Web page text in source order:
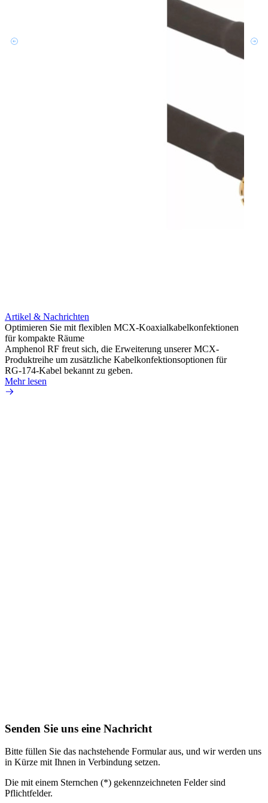
Artikel & Nachrichten
Optimieren Sie mit flexiblen MCX-Koaxialkabelkonfektionen
für kompakte Räume
Amphenol RF freut sich, die Erweiterung unserer MCX-
Produktreihe um zusätzliche Kabelkonfektionsoptionen für
RG-174-Kabel bekannt zu geben.
Mehr lesen
Senden Sie uns eine Nachricht
Bitte füllen Sie das nachstehende Formular aus, und wir werden uns
in Kürze mit Ihnen in Verbindung setzen.
Die mit einem Sternchen (*) gekennzeichneten Felder sind
Pflichtfelder.